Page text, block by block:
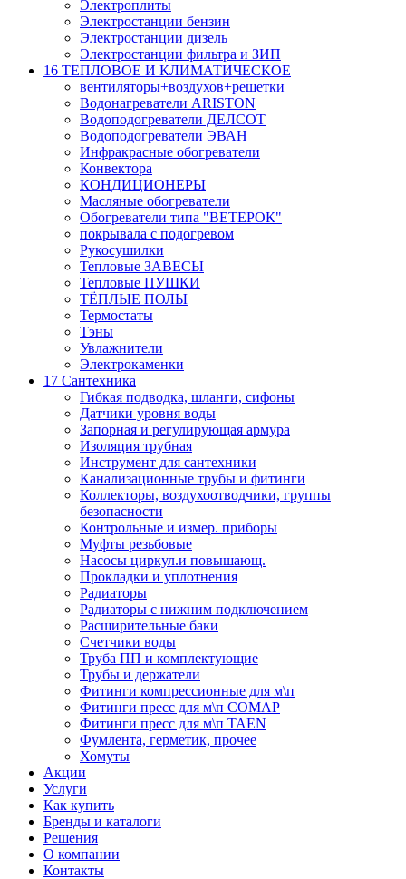
Электроплиты
Электростанции бензин
Электростанции дизель
Электростанции фильтра и ЗИП
16 ТЕПЛОВОЕ И КЛИМАТИЧЕСКОЕ
вентиляторы+воздухов+решетки
Водонагреватели ARISTON
Водоподогреватели ДЕЛСОТ
Водоподогреватели ЭВАН
Инфракрасные обогреватели
Конвектора
КОНДИЦИОНЕРЫ
Масляные обогреватели
Обогреватели типа "ВЕТЕРОК"
покрывала с подогревом
Рукосушилки
Тепловые ЗАВЕСЫ
Тепловые ПУШКИ
ТЁПЛЫЕ ПОЛЫ
Термостаты
Тэны
Увлажнители
Электрокаменки
17 Сантехника
Гибкая подводка, шланги, сифоны
Датчики уровня воды
Запорная и регулирующая армура
Изоляция трубная
Инструмент для сантехники
Канализационные трубы и фитинги
Коллекторы, воздухоотводчики, группы
безопасности
Контрольные и измер. приборы
Муфты резьбовые
Насосы циркул.и повышающ.
Прокладки и уплотнения
Радиаторы
Радиаторы с нижним подключением
Расширительные баки
Счетчики воды
Труба ПП и комплектующие
Трубы и держатели
Фитинги компрессионные для м\п
Фитинги пресс для м\п COMAP
Фитинги пресс для м\п TAEN
Фумлента, герметик, прочее
Хомуты
Акции
Услуги
Как купить
Бренды и каталоги
Решения
О компании
Контакты